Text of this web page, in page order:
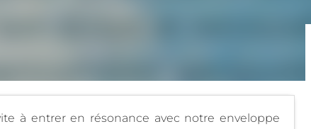
à entrer en résonance avec notre enveloppe